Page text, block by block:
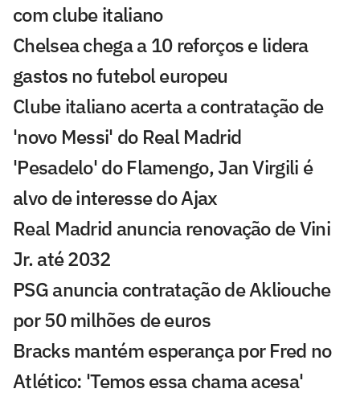
com clube italiano
Chelsea chega a 10 reforços e lidera
gastos no futebol europeu
Clube italiano acerta a contratação de
'novo Messi' do Real Madrid
'Pesadelo' do Flamengo, Jan Virgili é
alvo de interesse do Ajax
Real Madrid anuncia renovação de Vini
Jr. até 2032
PSG anuncia contratação de Akliouche
por 50 milhões de euros
Bracks mantém esperança por Fred no
Atlético: 'Temos essa chama acesa'